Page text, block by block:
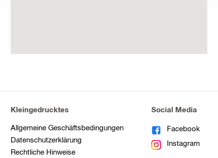
Kleingedrucktes
Allgemeine Geschäftsbedingungen
Datenschutzerklärung
Rechtliche Hinweise
Social Media
Facebook
Instagram